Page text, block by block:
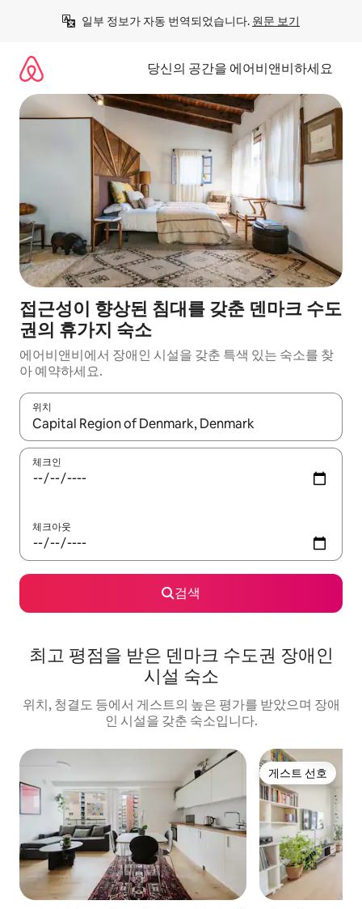
일부 정보가 자동 번역되었습니다. 원문 보기
당신의 공간을 에어비앤비하세요
접근성이 향상된 침대를 갖춘 덴마크 수도
권의 휴가지 숙소
에어비앤비에서 장애인 시설을 갖춘 특색 있는 숙소를 찾
아 예약하세요.
위치
결과가 나오면 위·아래 화살표 키를 사용하거나 터치 또는 스와이
체크인
체크아웃
검색
최고 평점을 받은 덴마크 수도권 장애인
시설 숙소
위치, 청결도 등에서 게스트의 높은 평가를 받았으며 장애
인 시설을 갖춘 숙소입니다.
게스트 선호
게스트 선호